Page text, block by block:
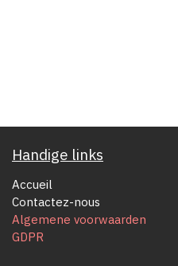
Handige links
Accueil
Contactez-nous
Algemene voorwaarden
GDPR